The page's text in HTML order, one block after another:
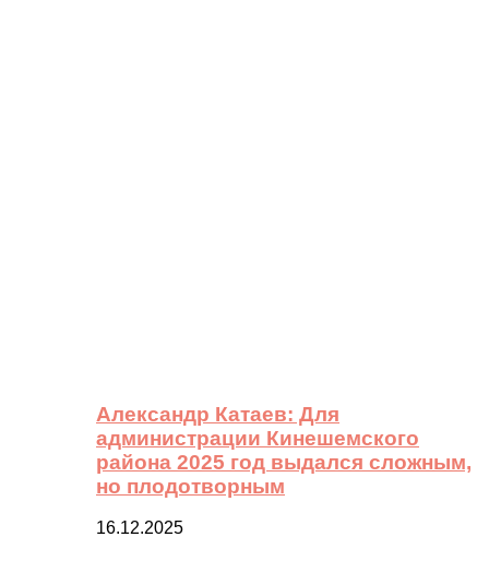
Александр Катаев: Для
администрации Кинешемского
района 2025 год выдался сложным,
но плодотворным
16.12.2025